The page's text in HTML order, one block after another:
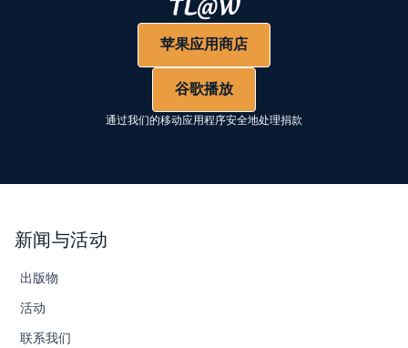
苹果应用商店
谷歌播放
通过我们的移动应用程序安全地处理捐款
新闻与活动
出版物
活动
联系我们